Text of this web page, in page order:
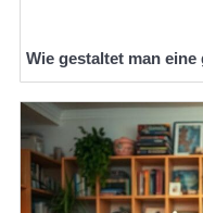
Wie gestaltet man